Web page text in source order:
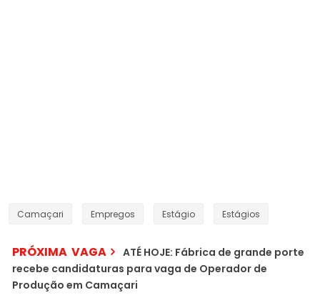
Camaçari Empregos Estágio Estágios
PRÓXIMA VAGA
ATÉ HOJE: Fábrica de grande porte
recebe candidaturas para vaga de Operador de
Produção em Camaçari